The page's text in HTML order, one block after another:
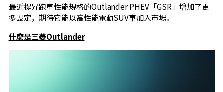
最近提昇跑車性能規格的Outlander PHEV「GSR」增加了更
多設定，期待它能以高性能電動SUV車加入市場。
什麼是三菱Outlander